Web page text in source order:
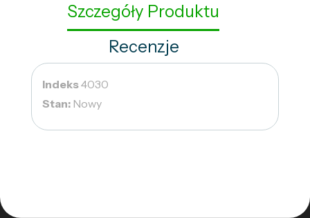
Szczegóły Produktu
Recenzje
Indeks4030
Stan: Nowy